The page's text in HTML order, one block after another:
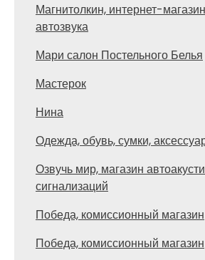
Магнитолкин, интернет-магазин
автозвука
Мари салон Постельного Белья
Мастерок
Нина
Одежда, обувь, сумки,
Озвучь мир, магазин
сигнализаций
Победа, комиссионный магазин
Победа, комиссионный магазин